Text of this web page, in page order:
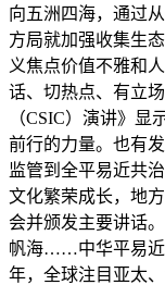
向五洲四海，通过
方局就加强收集生
义焦点价值不雅和
话、切热点、有立
（CSIC）演讲》
前行的力量。也有
监管到全平易近共
文化繁荣成长，地
会并颁发主要讲话
帆海……中华平易近
年，全球注目亚太